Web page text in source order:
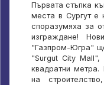
Първата стъпка
места в Сургут е
споразумяха за
изграждане!
"Газпром-Югра"
"Surgut City
квадратни
на